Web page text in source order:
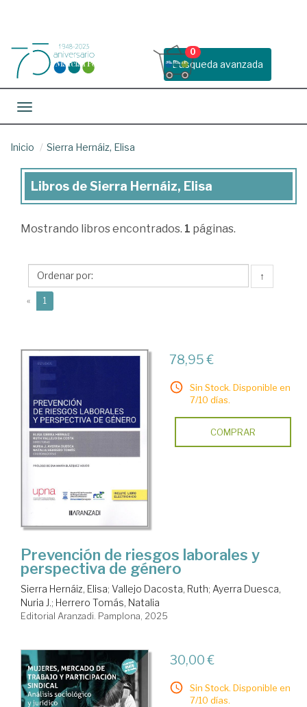
Busqueda avanzada
0
Toggle navigation
Inicio Sierra Hernáiz, Elisa
Libros
Sierra
Elisa
Libros de Sierra Hernáiz, Elisa
Mostrando libros encontrados. 1 páginas.
↑
« 1
78,95 €
Sin Stock. Disponible en
7/10 días.
COMPRAR
Prevención de riesgos laborales y
perspectiva de género
Sierra Hernáiz, Elisa; Vallejo Dacosta, Ruth; Ayerra Duesca,
Nuria J.; Herrero Tomás, Natalia
Editorial Aranzadi. Pamplona, 2025
30,00 €
Sin Stock. Disponible en
7/10 días.